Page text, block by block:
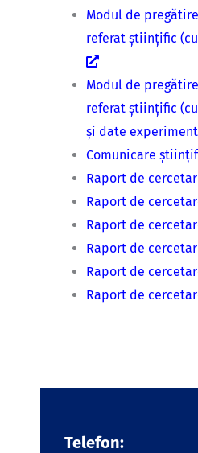
Modul de
referat științific
Modul de
referat științific
și date
Comunicare
Raport de
Raport de
Raport de
Raport de
Raport de
Raport de
Telefon: